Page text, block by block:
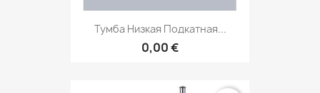
Тумба Низкая Подкатная...
0,00 €